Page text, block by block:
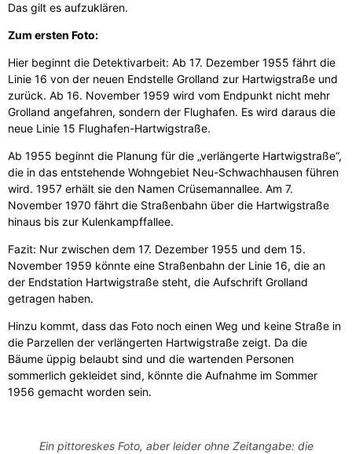
Das gilt es aufzuklären.
Zum ersten Foto:
Hier beginnt die Detektivarbeit: Ab 17. Dezember 1955 fährt die
Linie 16 von der neuen Endstelle Grolland zur Hartwigstraße und
zurück. Ab 16. November 1959 wird vom Endpunkt nicht mehr
Grolland angefahren, sondern der Flughafen. Es wird daraus die
neue Linie 15 Flughafen-Hartwigstraße.
Ab 1955 beginnt die Planung für die „verlängerte Hartwigstraße“,
die in das entstehende Wohngebiet Neu-Schwachhausen führen
wird. 1957 erhält sie den Namen Crüsemannallee. Am 7.
November 1970 fährt die Straßenbahn über die Hartwigstraße
hinaus bis zur Kulenkampffallee.
Fazit: Nur zwischen dem 17. Dezember 1955 und dem 15.
November 1959 könnte eine Straßenbahn der Linie 16, die an
der Endstation Hartwigstraße steht, die Aufschrift Grolland
getragen haben.
Hinzu kommt, dass das Foto noch einen Weg und keine Straße in
die Parzellen der verlängerten Hartwigstraße zeigt. Da die
Bäume üppig belaubt sind und die wartenden Personen
sommerlich gekleidet sind, könnte die Aufnahme im Sommer
1956 gemacht worden sein.
Ein pittoreskes Foto, aber leider ohne Zeitangabe: die